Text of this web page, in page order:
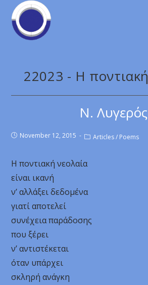
22023 - Η
Ν. Λυγερός
November 12, 2015 Articles / Poems
Η ποντιακή νεολαία
είναι ικανή
ν’ αλλάξει δεδομένα
γιατί αποτελεί
συνέχεια παράδοσης
που ξέρει
ν’ αντιστέκεται
όταν υπάρχει
σκληρή ανάγκη